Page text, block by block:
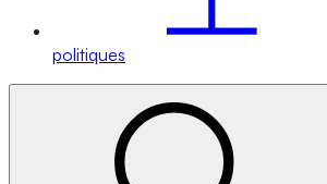
politiques